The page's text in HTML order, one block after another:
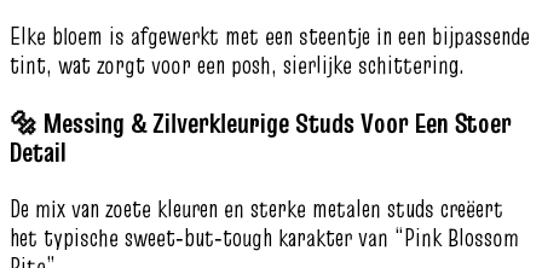
Elke bloem is afgewerkt met een steentje in een bijpassende
tint, wat zorgt voor een posh, sierlijke schittering.
🔩 Messing & Zilverkleurige Studs Voor Een Stoer
Detail
De mix van zoete kleuren en sterke metalen studs creëert
het typische sweet‑but‑tough karakter van “Pink Blossom